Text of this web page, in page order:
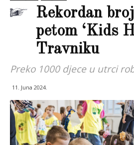
Rekordan
petom ‘Kids
Travniku
Preko 1000 djece u utrci
11. Juna 2024.